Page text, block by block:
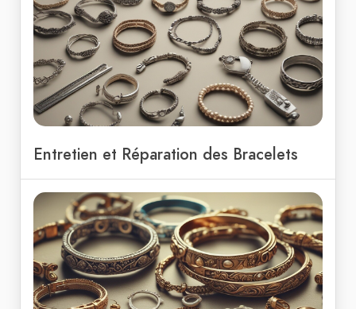
Entretien et Réparation des Bracelets